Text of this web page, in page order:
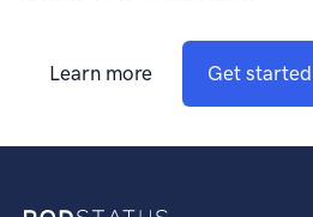
Learn more Get started